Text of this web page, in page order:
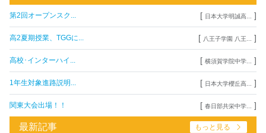
第2回オープンスク... [ 日本大学明誠高... ]
高2夏期授業、TGGに... [ 八王子学園 八王... ]
高校･インターハイ... [ 横須賀学院中学... ]
1年生対象進路説明... [ 日本大学櫻丘高... ]
関東大会出場！！ [ 春日部共栄中学... ]
最新記事 もっと見る